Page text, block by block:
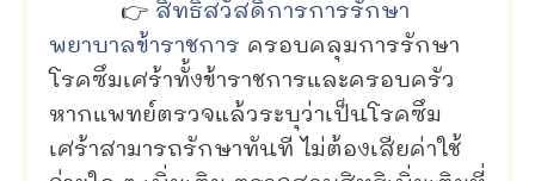
👉 สิทธิสวัสดิการการรักษา
พยาบาลข้าราชการ ครอบคลุมการรักษา
โรคซึมเศร้าทั้งข้าราชการและครอบครัว
หากแพทย์ตรวจแล้วระบุว่าเป็นโรคซึม
เศร้าสามารถรักษาทันที ไม่ต้องเสียค่าใช้